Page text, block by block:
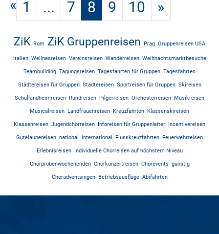
« 1 ... 7 8 9 10 »
ZiK Rom ZiK Gruppenreisen Prag Gruppenreisen USA
Italien Wellnesreisen Vereinsreisen Wanderreisen Weihnachtsmarktbesuche
Teambuilding Tagungsreisen Tagesfahrten für Gruppen Tagesfahrten
Städtereisen für Gruppen Städtereisen Sportreisen für Gruppen Skireisen
Schullandheimreisen Rundreisen Pilgerreisen Orchesterreisen Musikreisen
Musicalreisen Landfrauenreisen Kreuzfahrten Klassenskireisen
Klassenreisen Jugendchorreisen Inforeisen für Gruppenleiter Incentivereisen
Gutelaunereisen national international Flusskreuzfahrten Feuerwehrreisen
Erlebnisreisen Individuelle Chorreisen auf höchstem Niveau
Chorprobenwochenenden Chorkonzertreisen Chorevents günstig
Choradventsingen Betriebsausflüge Abifahrten